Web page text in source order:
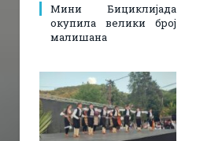
Мини Бициклијада
окупила велики број
малишана